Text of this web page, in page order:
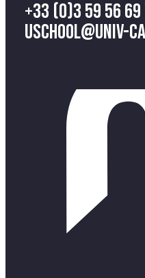
+33 (0)3 59 56 69